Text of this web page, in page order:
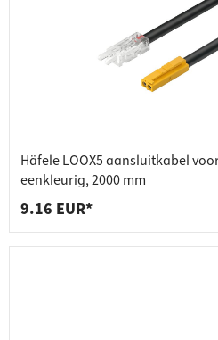
Häfele LOOX5 aansluitkabel
eenkleurig, 2000 mm
9.16 EUR*